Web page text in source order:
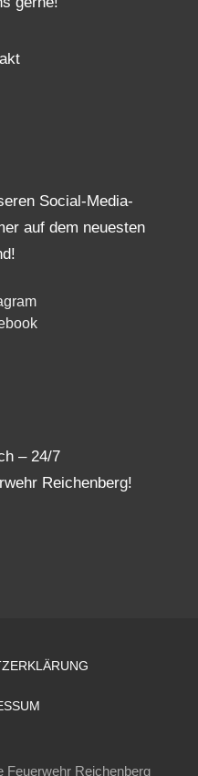
Social-Media-
auf dem neuesten
– 24/7
Reichenberg!
Feuerwehr Reichenberg